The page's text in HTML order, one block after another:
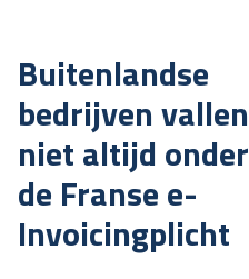
Buitenlandse
bedrijven vallen
niet altijd onder
de Franse e-
Invoicingplicht